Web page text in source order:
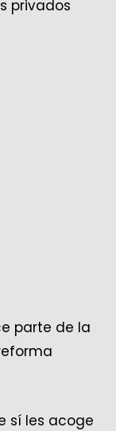
privados
parte de la
sí les acoge